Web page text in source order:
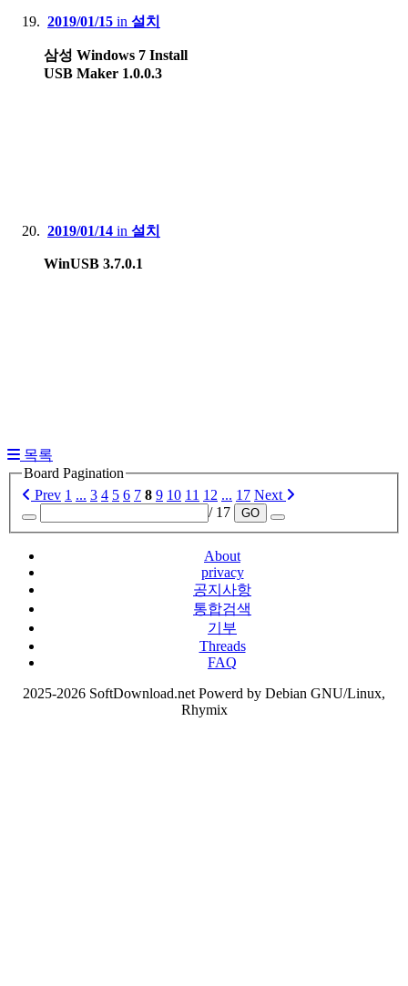
2019/01/15 in 설치
삼성 Windows 7 Install
USB Maker 1.0.0.3
2019/01/14 in 설치
WinUSB 3.7.0.1
목록
Board Pagination
Prev 1 ... 3 4 5 6 7 8 9 10 11 12 ... 17 Next
/ 17
GO
About
privacy
공지사항
통합검색
기부
Threads
FAQ
2025-2026 SoftDownload.net Powerd by Debian GNU/Linux,
Rhymix